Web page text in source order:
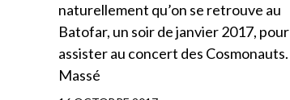
naturellement qu’on se retrouve au
Batofar, un soir de janvier 2017, pour
assister au concert des Cosmonauts.
Massé